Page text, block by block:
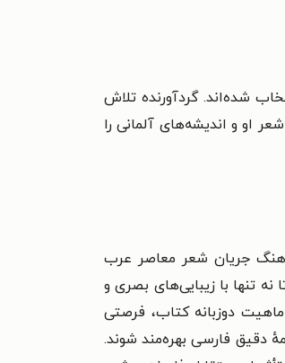
شده‌اند. گردآورنده تلاش
او و اندیشه‌های آلمانی را
جریان شعر معاصر عرب
تنها با زیبایی‌های بصری و
دوزبانه کتاب، فرصتی
دقیق فارسی بهره‌مند شوند.